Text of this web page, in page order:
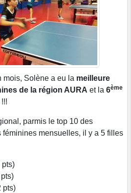
mois, Solène a eu la meilleure
de la région AURA et la 6ème
!!!
parmis le top 10 des
mensuelles, il y a 5 filles
pts)
pts)